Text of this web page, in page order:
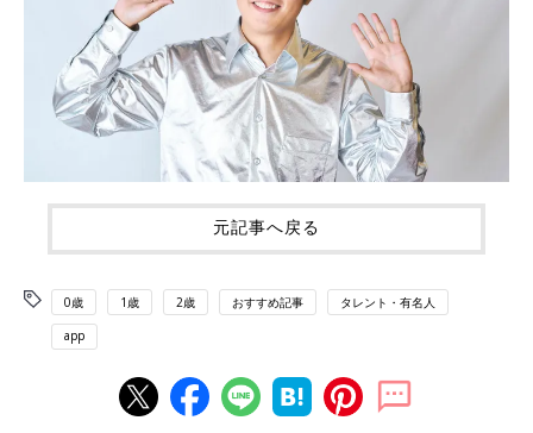
元記事へ戻る
0歳 1歳 2歳 おすすめ記事 タレント・有名人
app